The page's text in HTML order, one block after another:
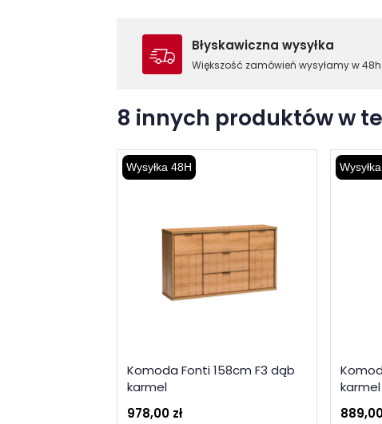
Błyskawiczna wysyłka
Większość zamówień wysyłamy w 48h
8 innych produktów w
Wysyłka 48H
Komoda Fonti 158cm F3 dąb
karmel
978,00 zł
karmel